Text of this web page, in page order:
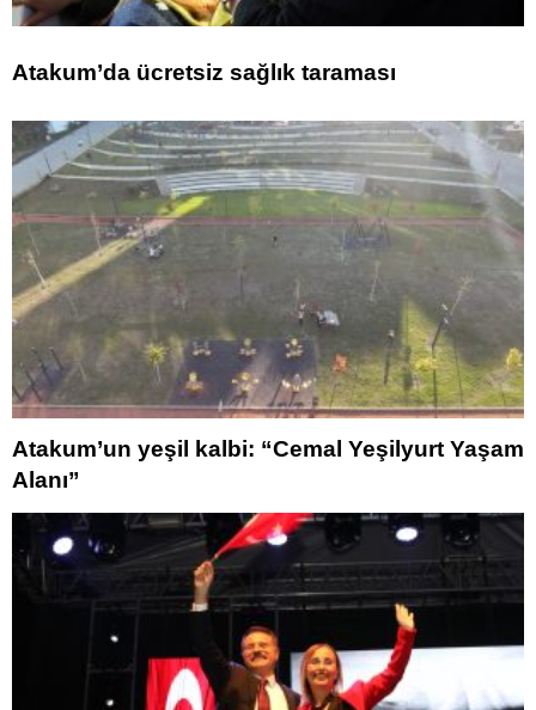
Atakum’da ücretsiz sağlık taraması
Atakum’un yeşil kalbi: “Cemal Yeşilyurt Yaşam
Alanı”